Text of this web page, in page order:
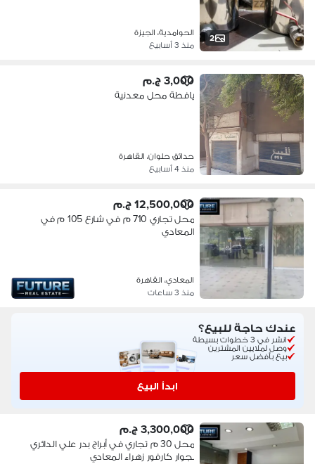
2
الحوامدية، الجيزة
منذ 3 أسابيع
3,000 ج.م
يافطة محل معدنية
حدائق حلوان، القاهرة
منذ 4 أسابيع
12,500,000 ج.م
محل تجاري 710 م في شارع 105 م في
المعادي
المعادي، القاهرة
منذ 3 ساعات
عندك حاجة للبيع؟
انشر في 3 خطوات بسيطة
وصل لملايين المشترين
بيع بأفضل سعر
ابدأ البيع
3,300,000 ج.م
محل 30 م تجاري في أبراج بدر علي الدائري
بجوار كارفور زهراء المعادي